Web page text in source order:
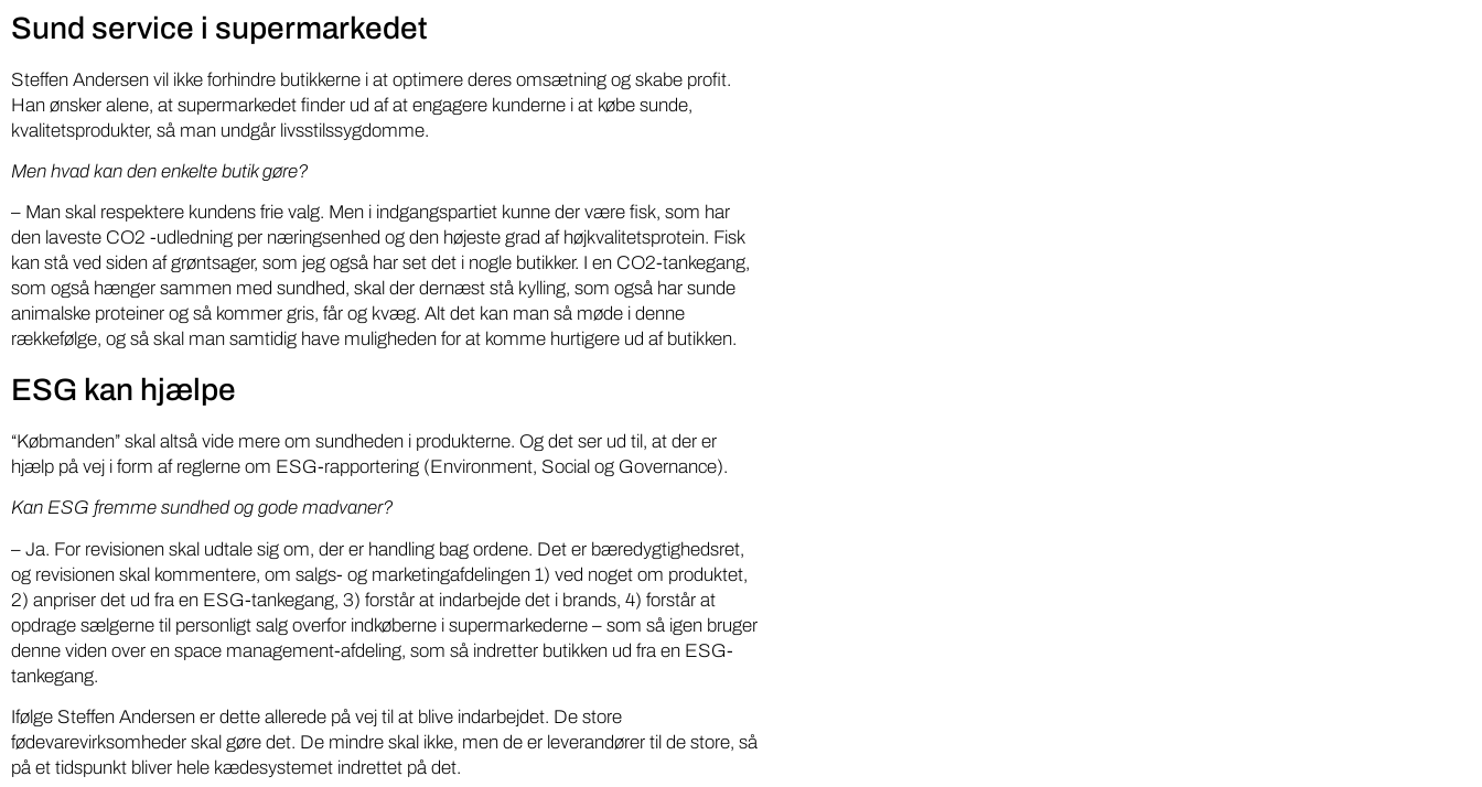
Sund service i supermarkedet
Steffen Andersen vil ikke forhindre butikkerne i at optimere deres omsætning og skabe profit.
Han ønsker alene, at supermarkedet finder ud af at engagere kunderne i at købe sunde,
kvalitetsprodukter, så man undgår livsstilssygdomme.
Men hvad kan den enkelte butik gøre?
– Man skal respektere kundens frie valg. Men i indgangspartiet kunne der være fisk, som har
den laveste CO2 -udledning per næringsenhed og den højeste grad af højkvalitetsprotein. Fisk
kan stå ved siden af grøntsager, som jeg også har set det i nogle butikker. I en CO2-tankegang,
som også hænger sammen med sundhed, skal der dernæst stå kylling, som også har sunde
animalske proteiner og så kommer gris, får og kvæg. Alt det kan man så møde i denne
rækkefølge, og så skal man samtidig have muligheden for at komme hurtigere ud af butikken.
ESG kan hjælpe
“Købmanden” skal altså vide mere om sundheden i produkterne. Og det ser ud til, at der er
hjælp på vej i form af reglerne om ESG-rapportering (Environment, Social og Governance).
Kan ESG fremme sundhed og gode madvaner?
– Ja. For revisionen skal udtale sig om, der er handling bag ordene. Det er bæredygtighedsret,
og revisionen skal kommentere, om salgs- og marketingafdelingen 1) ved noget om produktet,
2) anpriser det ud fra en ESG-tankegang, 3) forstår at indarbejde det i brands, 4) forstår at
opdrage sælgerne til personligt salg overfor indkøberne i supermarkederne – som så igen bruger
denne viden over en space management-afdeling, som så indretter butikken ud fra en ESG-
tankegang.
Ifølge Steffen Andersen er dette allerede på vej til at blive indarbejdet. De store
fødevarevirksomheder skal gøre det. De mindre skal ikke, men de er leverandører til de store, så
på et tidspunkt bliver hele kædesystemet indrettet på det.